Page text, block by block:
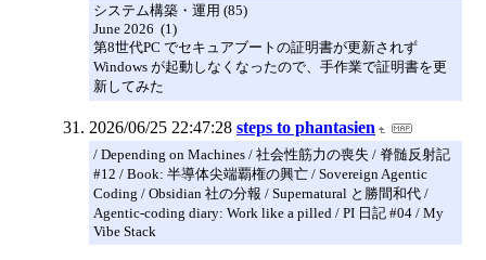
システム構築・運用 (85)
June 2026 (1)
第8世代PC でセキュアブートの証明書が更新されず
Windows が起動しなくなったので、手作業で証明書を更
新してみた
2026/06/25 22:47:28 steps to phantasien
/ Depending on Machines / 社会性筋力の喪失 / 脊髄反射記
#12 / Book: 半導体尖端覇権の興亡 / Sovereign Agentic
Coding / Obsidian 社の分報 / Supernatural と勝間和代 /
Agentic-coding diary: Work like a pilled / PI 日記 #04 / My
Vibe Stack